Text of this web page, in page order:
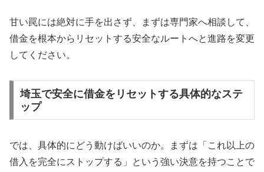
甘い罠には絶対に手を出さず、まずは専門家へ相談して、
借金を根本からリセットする安全なルートへと進路を変更
してください。
埼玉で安全に借金をリセットする具体的なステ
ップ
では、具体的にどう動けばいいのか。まずは「これ以上の
借入を完全にストップする」という強い決意を持つことで